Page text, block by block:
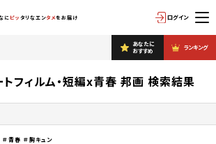
に ピッ タリなエンタメをお届け ログイン
あなたに
おすすめ
ランキング
トフィルム・短編x青春 邦画 検索結果
＃青春 ＃胸キュン